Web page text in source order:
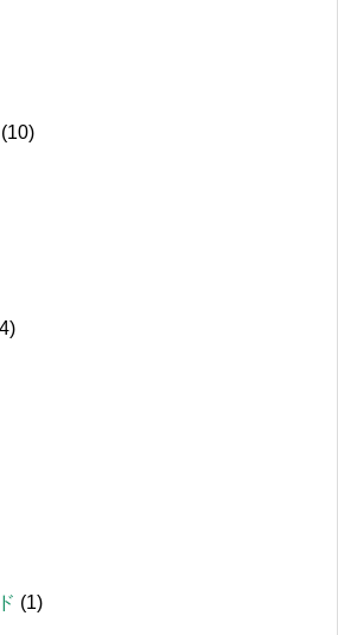
(10)
(1)